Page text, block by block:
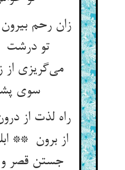
زان رحم
تو
می‌گریزی از
سوی پشت
راه لذت از
از برون **
جستن قصر و حصون